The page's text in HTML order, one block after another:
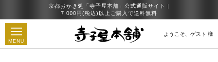
京都おかき処「寺子屋本舗」公式通販サイト |
7,000円(税込)以上ご購入で送料無料
MENU
ようこそ、 ゲスト 様